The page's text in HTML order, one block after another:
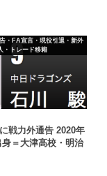
・FA宣言・現役引退・新外
・トレード移籍
戦力外通告 2020年
＝大津高校・明治